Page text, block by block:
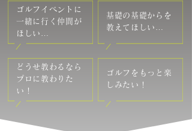
ゴルフイベントに
一緒に行く仲間が
ほしい…
基礎の基礎からを
教えてほしい…
どうせ教わるなら
プロに教わりた
い！
ゴルフをもっと楽
しみたい！